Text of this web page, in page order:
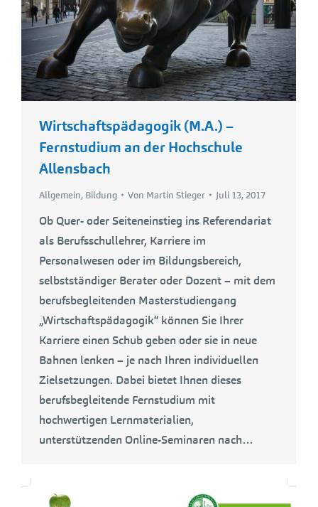
Wirtschaftspädagogik (M.A.) –
Fernstudium an der Hochschule
Allensbach
Allgemein, Bildung Von Martin Stieger Juli 13, 2017
Ob Quer- oder Seiteneinstieg ins Referendariat
als Berufsschullehrer, Karriere im
Personalwesen oder im Bildungsbereich,
selbstständiger Berater oder Dozent – mit dem
berufsbegleitenden Masterstudiengang
„Wirtschaftspädagogik“ können Sie Ihrer
Karriere einen Schub geben oder sie in neue
Bahnen lenken – je nach Ihren individuellen
Zielsetzungen. Dabei bietet Ihnen dieses
berufsbegleitende Fernstudium mit
hochwertigen Lernmaterialien,
unterstützenden Online-Seminaren nach…